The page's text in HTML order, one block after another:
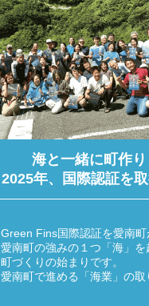
海と一緒に町作り
2025年、国際認証を取
Green Fins国際認証を愛南町
愛南町の強みの１つ「海」を
町づくりの始まりです。
愛南町で進める「海業」の取